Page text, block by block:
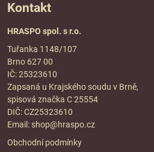
Kontakt
HRASPO spol. s r.o.
Tuřanka 1148/107
Brno 627 00
IČ: 25323610
Zapsaná u Krajského soudu v Brně,
spisová značka C 25554
DIČ: CZ25323610
Email: shop@hraspo.cz
Obchodní podmínky